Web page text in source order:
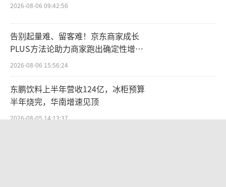
2026-08-06 09:42:56
告别起量难、留客难！京东商家成长
PLUS方法论助力商家跑出确定性增长
路径
2026-08-06 15:56:24
东鹏饮料上半年营收124亿，冰柜预算
半年烧完，华南增速见顶
2026-08-05 14:13:37